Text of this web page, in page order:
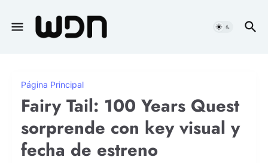
Página Principal
Fairy Tail: 100 Years Quest
sorprende con key visual y
fecha de estreno